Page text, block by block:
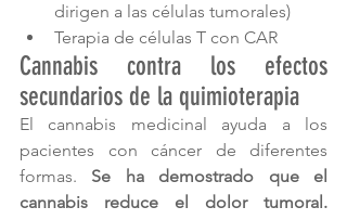
dirigen a las células tumorales)
Terapia de células T con CAR
Cannabis contra los efectos
secundarios de la quimioterapia
El cannabis medicinal ayuda a los
pacientes con cáncer de diferentes
formas. Se ha demostrado que el
cannabis reduce el dolor tumoral.